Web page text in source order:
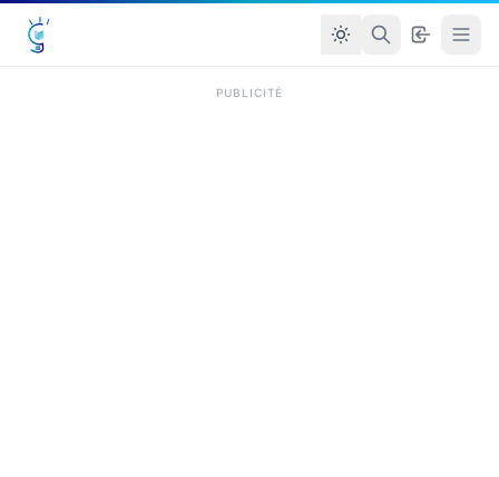
PUBLICITÉ